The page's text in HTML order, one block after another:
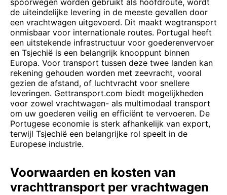
spoorwegen worden gebruikt als hoofdroute, wordt
de uiteindelijke levering in de meeste gevallen door
een vrachtwagen uitgevoerd. Dit maakt wegtransport
onmisbaar voor internationale routes. Portugal heeft
een uitstekende infrastructuur voor goederenvervoer
en Tsjechië is een belangrijk knooppunt binnen
Europa. Voor transport tussen deze twee landen kan
rekening gehouden worden met zeevracht, vooral
gezien de afstand, of luchtvracht voor snellere
leveringen. Gettransport.com biedt mogelijkheden
voor zowel vrachtwagen- als multimodaal transport
om uw goederen veilig en efficiënt te vervoeren. De
Portugese economie is sterk afhankelijk van export,
terwijl Tsjechië een belangrijke rol speelt in de
Europese industrie.
Voorwaarden en kosten van
vrachttransport per vrachtwagen